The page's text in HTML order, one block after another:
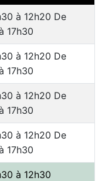
à 12h20 De
17h30
à 12h20 De
17h30
à 12h20 De
17h30
à 12h20 De
17h30
à 12h30